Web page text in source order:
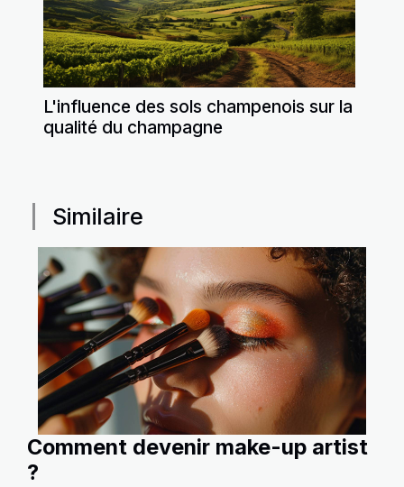
L'influence des sols champenois sur la
qualité du champagne
Similaire
Comment devenir make-up artist
?